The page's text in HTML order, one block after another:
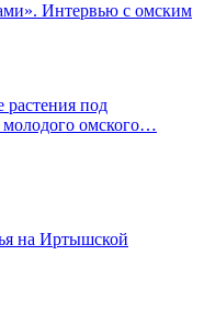
Интервью с омским
под
молодого омского…
на Иртышской